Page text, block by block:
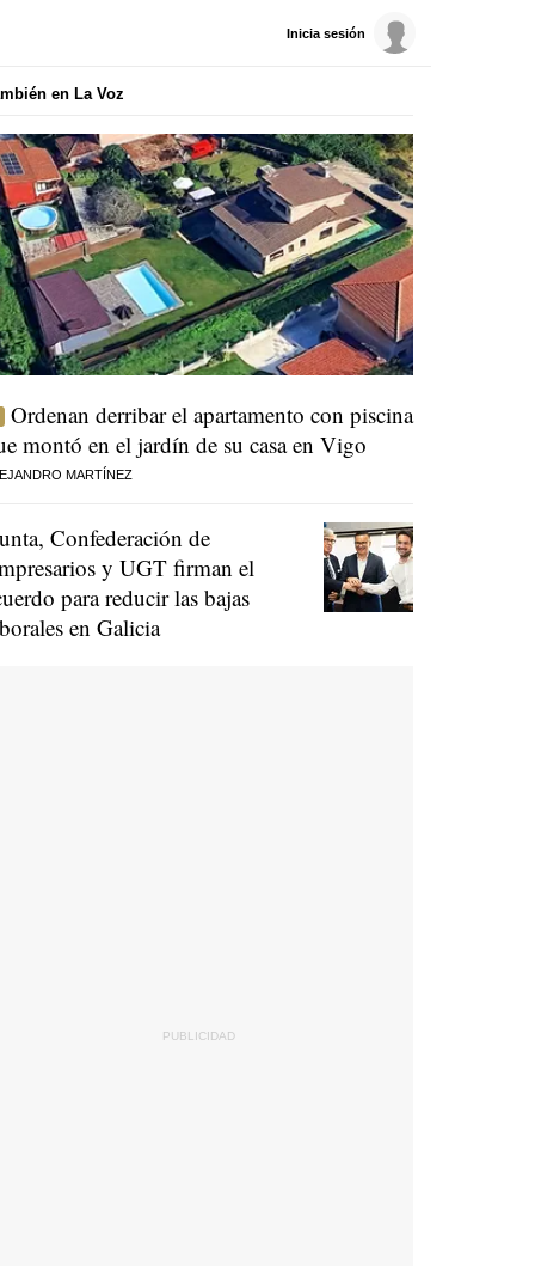
Inicia sesión
en La Voz
Ordenan derribar el apartamento con piscina
montó en el jardín de su casa en Vigo
MARTÍNEZ
Confederación de
y UGT firman el
para reducir las bajas
en Galicia